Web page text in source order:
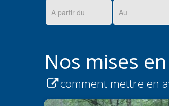
Nos mises
comment mettre en